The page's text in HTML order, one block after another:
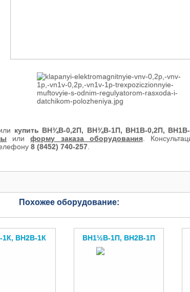
купить ВН¾В-0,2П, ВН¾В-1П, ВН1В-0,2П,
илиформу заказа оборудования.
8 (8452) 740-257.
Похожее оборудование:
ВН2В-1К ВН1½В-1П, ВН2В-1П